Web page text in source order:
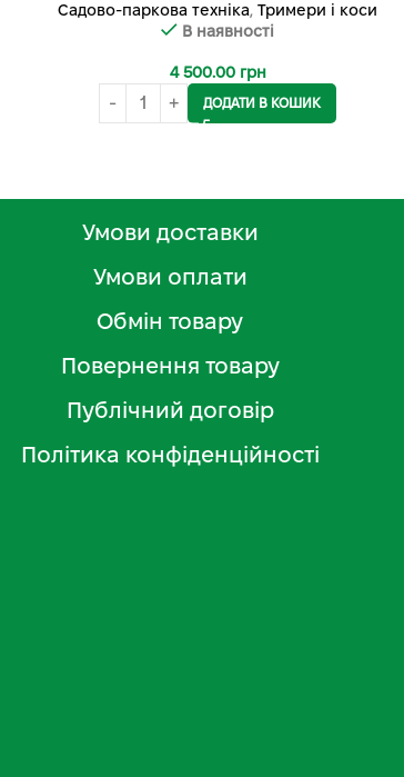
Садово-паркова техніка, Тримери і коси
В наявності
4 500.00 грн
ДОДАТИ В КОШИК
Умови доставки
Умови оплати
Обмін товару
Повернення товару
Публічний договір
Політика конфіденційності